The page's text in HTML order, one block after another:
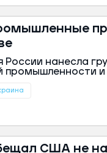
России нанесла
промышленности
США не